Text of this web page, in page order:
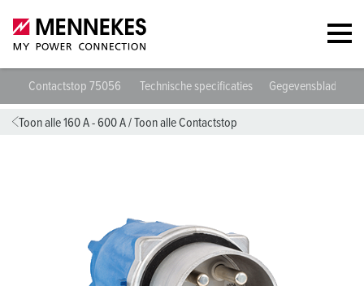
Contactstop 75056 Technische specificaties Gegevensbladen &
Toon alle 160 A - 600 A/Toon alle Contactstop